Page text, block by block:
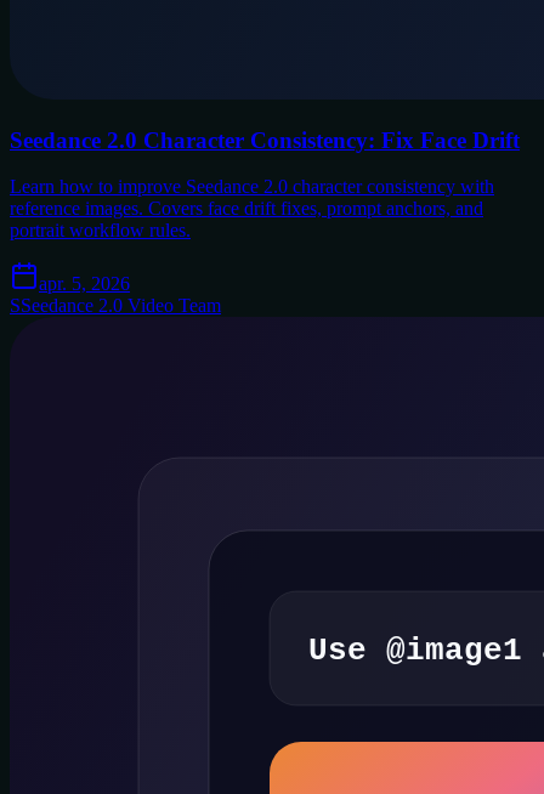
Seedance 2.0 Character Consistency: Fix Face Drift
Learn how to improve Seedance 2.0 character consistency with
reference images. Covers face drift fixes, prompt anchors, and
portrait workflow rules.
apr. 5, 2026
SSeedance 2.0 Video Team